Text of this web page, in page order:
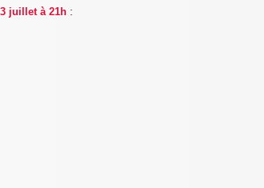
juillet à 21h :